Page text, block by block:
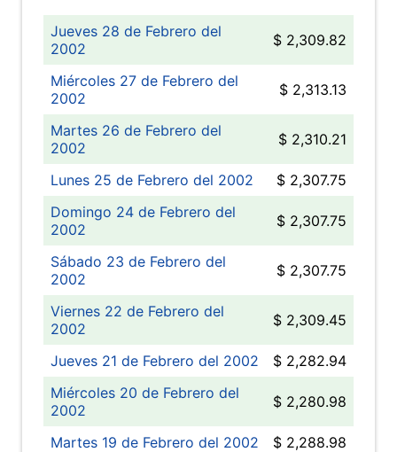
Jueves 28 de Febrero del
2002
$ 2,309.82
Miércoles 27 de Febrero del
2002
$ 2,313.13
Martes 26 de Febrero del
2002
$ 2,310.21
Lunes 25 de Febrero del 2002
$ 2,307.75
Domingo 24 de Febrero del
2002
$ 2,307.75
Sábado 23 de Febrero del
2002
$ 2,307.75
Viernes 22 de Febrero del
2002
$ 2,309.45
Jueves 21 de Febrero del 2002
$ 2,282.94
Miércoles 20 de Febrero del
2002
$ 2,280.98
Martes 19 de Febrero del 2002
$ 2,288.98